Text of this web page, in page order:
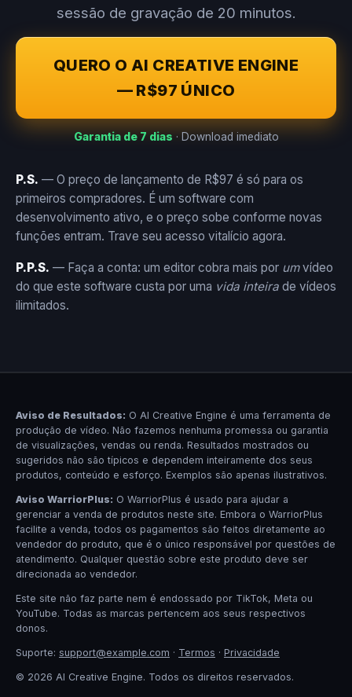
sessão de gravação de 20 minutos.
QUERO O AI CREATIVE ENGINE
— R$97 ÚNICO
Garantia de 7 dias · Download imediato
P.S. — O preço de lançamento de R$97 é só para os
primeiros compradores. É um software com
desenvolvimento ativo, e o preço sobe conforme novas
funções entram. Trave seu acesso vitalício agora.
P.P.S. — Faça a conta: um editor cobra mais por umvídeo
do que este software custa por uma vida inteira de vídeos
ilimitados.
Aviso de Resultados: O AI Creative Engine é uma ferramenta de
produção de vídeo. Não fazemos nenhuma promessa ou garantia
de visualizações, vendas ou renda. Resultados mostrados ou
sugeridos não são típicos e dependem inteiramente dos seus
produtos, conteúdo e esforço. Exemplos são apenas ilustrativos.
Aviso WarriorPlus: O WarriorPlus é usado para ajudar a
gerenciar a venda de produtos neste site. Embora o WarriorPlus
facilite a venda, todos os pagamentos são feitos diretamente ao
vendedor do produto, que é o único responsável por questões de
atendimento. Qualquer questão sobre este produto deve ser
direcionada ao vendedor.
Este site não faz parte nem é endossado por TikTok, Meta ou
YouTube. Todas as marcas pertencem aos seus respectivos
donos.
Suporte: support@example.com · Termos · Privacidade
© 2026 AI Creative Engine. Todos os direitos reservados.